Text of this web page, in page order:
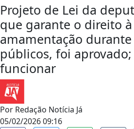
Projeto de Lei da
que garante o direito à
amamentação
públicos, foi
funcionar
Por Redação Notícia Já
05/02/2026 09:16